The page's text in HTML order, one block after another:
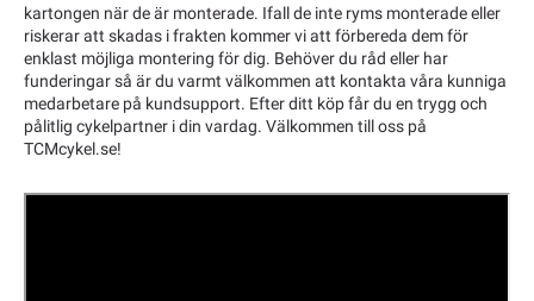
kartongen när de är monterade. Ifall de inte ryms monterade eller
riskerar att skadas i frakten kommer vi att förbereda dem för
enklast möjliga montering för dig. Behöver du råd eller har
funderingar så är du varmt välkommen att kontakta våra kunniga
medarbetare på kundsupport. Efter ditt köp får du en trygg och
pålitlig cykelpartner i din vardag. Välkommen till oss på
TCMcykel.se!